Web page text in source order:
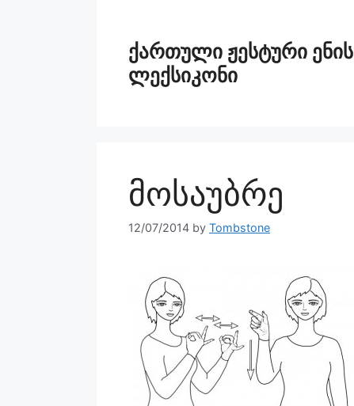
ქართული ჟესტური ენის
ლექსიკონი
მოსაუბრე
12/07/2014 by Tombstone